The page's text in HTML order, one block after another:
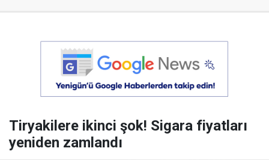
Tiryakilere ikinci şok! Sigara fiyatları
yeniden zamlandı